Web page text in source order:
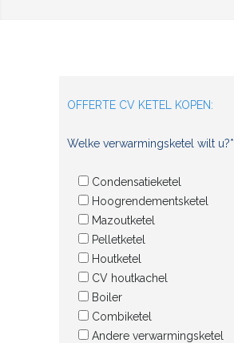
OFFERTE CV KETEL KOPEN:
Welke verwarmingsketel wilt u?*
Condensatieketel
Hoogrendementsketel
Mazoutketel
Pelletketel
Houtketel
CV houtkachel
Boiler
Combiketel
Andere verwarmingsketel